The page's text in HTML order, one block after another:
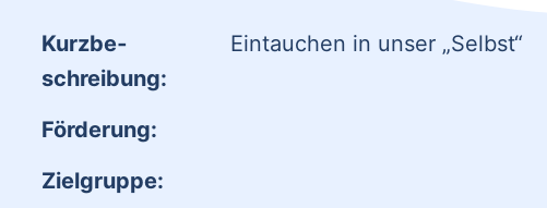
Kurzbe­
schreibung:
Eintauchen in unser „Selbst“
Förderung:
Zielgruppe: